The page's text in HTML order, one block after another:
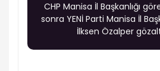
CHP Manisa İl Başkanlığı
sonra YENİ Parti Manisa İl
İlksen Özalper